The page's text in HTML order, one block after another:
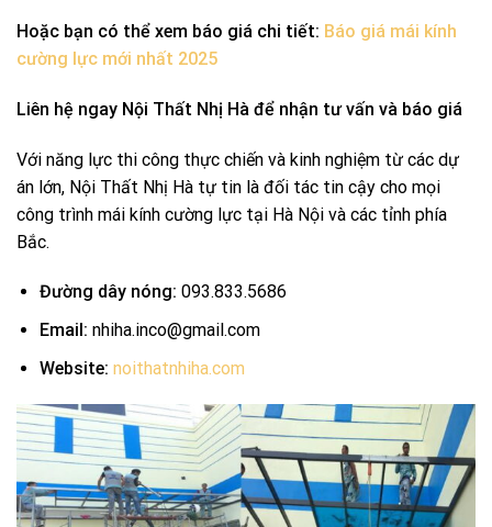
Hoặc bạn có thể xem báo giá chi tiết: Báo giá mái kính
cường lực mới nhất 2025
Liên hệ ngay Nội Thất Nhị Hà để nhận tư vấn và báo giá
Với năng lực thi công thực chiến và kinh nghiệm từ các dự
án lớn, Nội Thất Nhị Hà tự tin là đối tác tin cậy cho mọi
công trình mái kính cường lực tại Hà Nội và các tỉnh phía
Bắc.
Đường dây nóng: 093.833.5686
Email: nhiha.inco@gmail.com
Website: noithatnhiha.com